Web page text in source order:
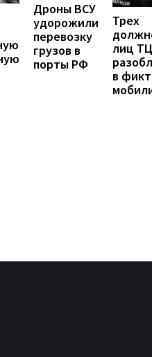
Дроны ВСУ
удорожили
перевозку
грузов в
порты РФ
Трех
лиц
в